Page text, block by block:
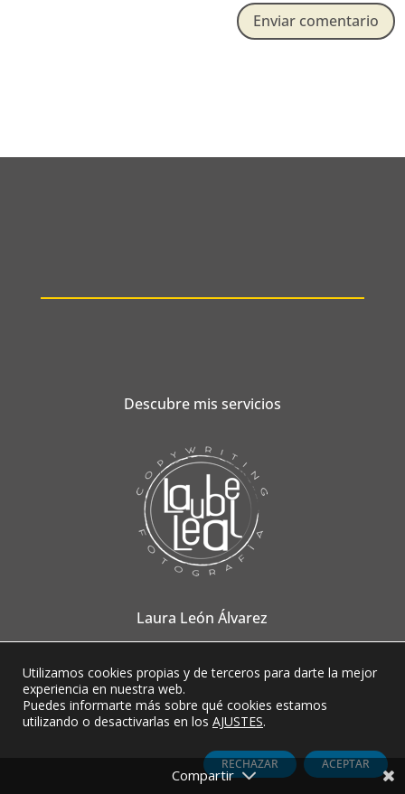
Enviar comentario
Descubre mis servicios
Laura León Álvarez
SUSCRÍBETE A MIS CONTENIDOS
Utilizamos cookies propias y de terceros para darte la mejor
experiencia en nuestra web.
Puedes informarte más sobre qué cookies estamos
utilizando o desactivarlas en los AJUSTES.
ACEPTAR
RECHAZAR